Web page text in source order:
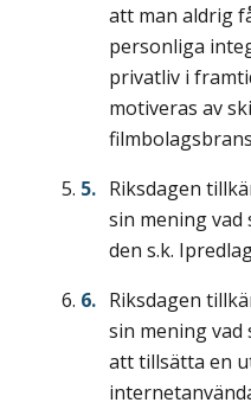
att man aldrig
personliga
privatliv i
motiveras av
Riksdagen
sin mening
den s.k.
Riksdagen
sin mening
att tillsätta en